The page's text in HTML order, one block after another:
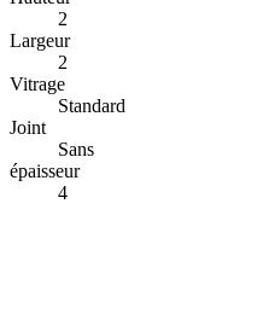
2
Largeur
2
Vitrage
Standard
Joint
Sans
épaisseur
4